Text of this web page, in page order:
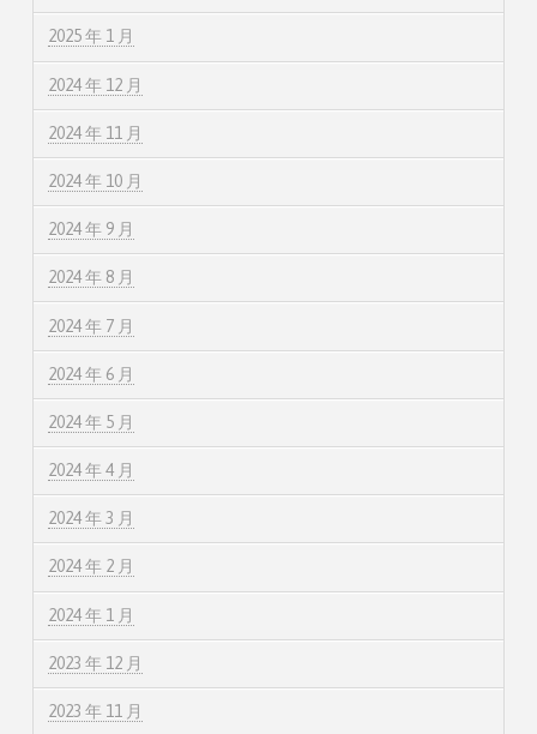
2025 年 1 月
2024 年 12 月
2024 年 11 月
2024 年 10 月
2024 年 9 月
2024 年 8 月
2024 年 7 月
2024 年 6 月
2024 年 5 月
2024 年 4 月
2024 年 3 月
2024 年 2 月
2024 年 1 月
2023 年 12 月
2023 年 11 月